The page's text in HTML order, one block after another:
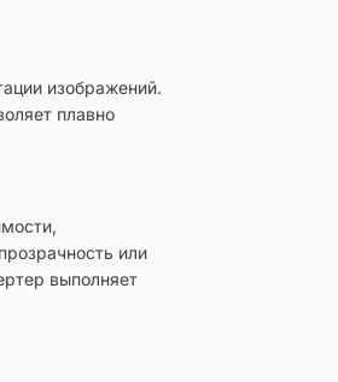
изображений.
плавно
или
выполняет